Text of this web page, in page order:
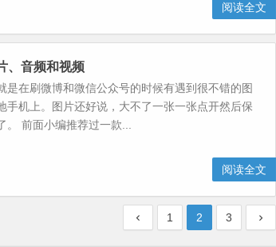
阅读全文
、音频和视频
是在刷微博和微信公众号的时候有遇到很不错的图
手机上。图片还好说，大不了一张一张点开然后保
前面小编推荐过一款...
阅读全文
1 2 3